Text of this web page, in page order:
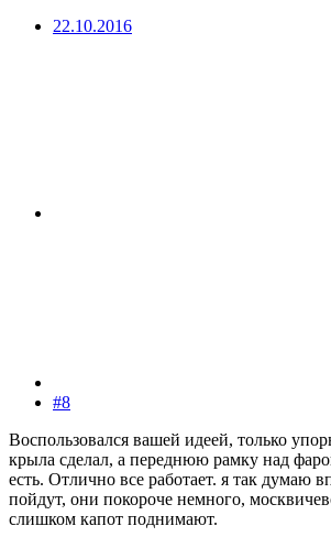
22.10.2016
#8
Воспользовался вашей идеей, только
крыла сделал, а переднюю рамку над
есть. Отлично все работает. я так думаю
пойдут, они покороче немного,
слишком капот поднимают.